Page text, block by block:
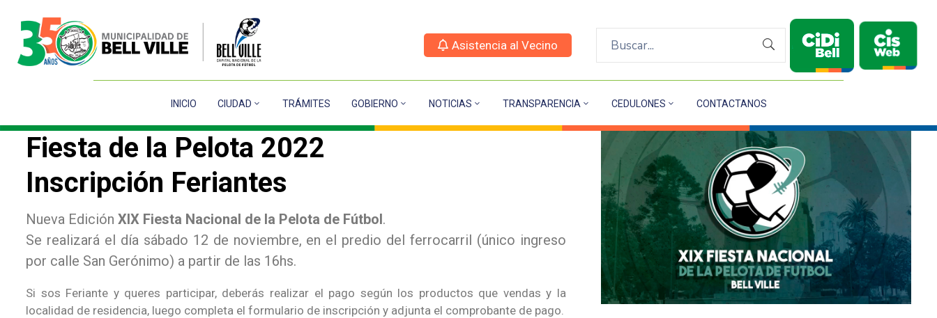
Asistencia al Vecino
INICIO CIUDAD TRÁMITES GOBIERNO NOTICIAS TRANSPARENCIA CEDULONES CONTACTANOS
Fiesta de la Pelota 2022
Inscripción Feriantes
Nueva Edición XIX Fiesta Nacional de la Pelota de Fútbol.
Se realizará el día sábado 12 de noviembre, en el predio del ferrocarril (único ingreso
por calle San Gerónimo) a partir de las 16hs.
Si sos Feriante y queres participar, deberás realizar el pago según los productos que vendas y la
localidad de residencia, luego completa el formulario de inscripción y adjunta el comprobante de pago.